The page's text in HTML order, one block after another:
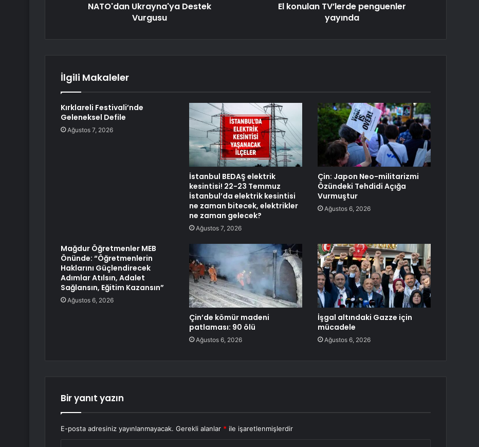
NATO'dan Ukrayna'ya Destek
Vurgusu
El konulan TV’lerde penguenler
yayında
İlgili Makaleler
Kırklareli Festivali’nde
Geleneksel Defile
Ağustos 7, 2026
İstanbul BEDAŞ elektrik
kesintisi! 22-23 Temmuz
İstanbul’da elektrik kesintisi
ne zaman bitecek, elektrikler
ne zaman gelecek?
Ağustos 7, 2026
Çin: Japon Neo-militarizmi
Özündeki Tehdidi Açığa
Vurmuştur
Ağustos 6, 2026
Mağdur Öğretmenler MEB
Önünde: “Öğretmenlerin
Haklarını Güçlendirecek
Adımlar Atılsın, Adalet
Sağlansın, Eğitim Kazansın”
Ağustos 6, 2026
Çin’de kömür madeni
patlaması: 90 ölü
Ağustos 6, 2026
İşgal altındaki Gazze için
mücadele
Ağustos 6, 2026
Bir yanıt yazın
E-posta adresiniz yayınlanmayacak. Gerekli alanlar * ile işaretlenmişlerdir